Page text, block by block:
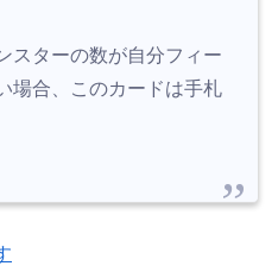
スターの数が自分フィー
場合、このカードは手札